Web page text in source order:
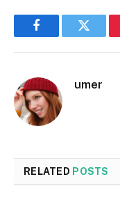
FacebookTwitter
umer
RELATED POSTS